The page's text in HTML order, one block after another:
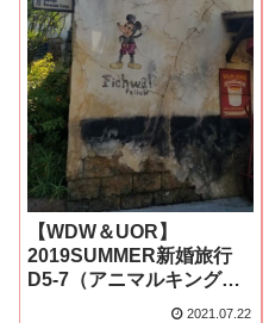
【WDW＆UOR】
2019SUMMER新婚旅行
D5-7（アニマルキングダ
2021.07.22